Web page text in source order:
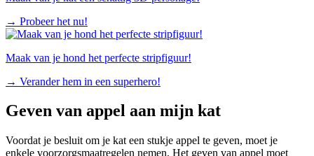
→ Probeer het nu!
Maak van je hond het perfecte stripfiguur!
→ Verander hem in een superhero!
Geven van appel aan mijn kat
Voordat je besluit om je kat een stukje appel te geven, moet je
enkele voorzorgsmaatregelen nemen. Het geven van appel moet